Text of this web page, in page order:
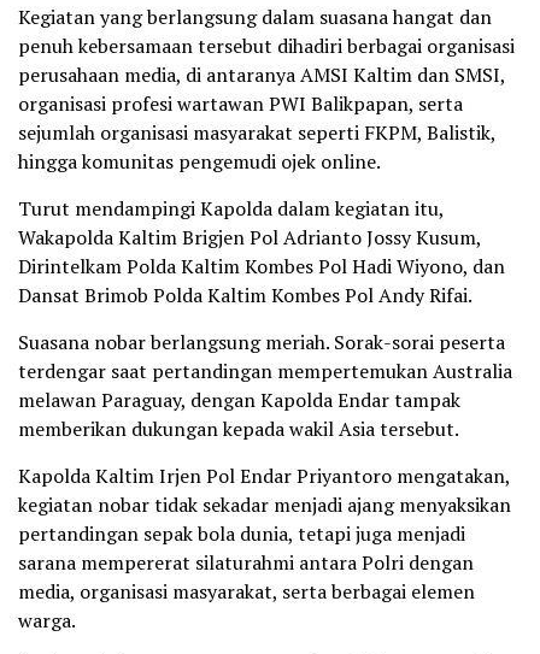
Kegiatan yang berlangsung dalam suasana hangat dan
penuh kebersamaan tersebut dihadiri berbagai organisasi
perusahaan media, di antaranya AMSI Kaltim dan SMSI,
organisasi profesi wartawan PWI Balikpapan, serta
sejumlah organisasi masyarakat seperti FKPM, Balistik,
hingga komunitas pengemudi ojek online.
Turut mendampingi Kapolda dalam kegiatan itu,
Wakapolda Kaltim Brigjen Pol Adrianto Jossy Kusum,
Dirintelkam Polda Kaltim Kombes Pol Hadi Wiyono, dan
Dansat Brimob Polda Kaltim Kombes Pol Andy Rifai.
Suasana nobar berlangsung meriah. Sorak-sorai peserta
terdengar saat pertandingan mempertemukan Australia
melawan Paraguay, dengan Kapolda Endar tampak
memberikan dukungan kepada wakil Asia tersebut.
Kapolda Kaltim Irjen Pol Endar Priyantoro mengatakan,
kegiatan nobar tidak sekadar menjadi ajang menyaksikan
pertandingan sepak bola dunia, tetapi juga menjadi
sarana mempererat silaturahmi antara Polri dengan
media, organisasi masyarakat, serta berbagai elemen
warga.